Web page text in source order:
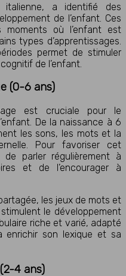
italienne, a identifié des
de l’enfant. Ces
moments où l’enfant est
types d’apprentissages.
permet de stimuler
de l’enfant.
(0-6 ans)
est cruciale pour le
De la naissance à 6
les sons, les mots et la
Pour favoriser cet
parler régulièrement à
et de l’encourager à
les jeux de mots et
le développement
riche et varié, adapté
enrichir son lexique et sa
4 ans)